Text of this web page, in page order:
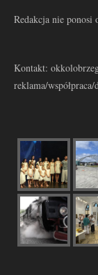
Redakcja nie ponosi
Kontakt:
reklama/